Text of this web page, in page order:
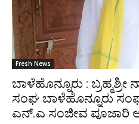
Fresh News
ಬಾಳೆಹೊನ್ನೂರು :
ಸಂಘ ಬಾಳೆಹೊನ್ನೂರು
ಎನ್.ಎ ಸಂಜೀವ ಪೂಜಾರಿ